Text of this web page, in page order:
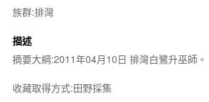
族群:排灣
描述
摘要大綱:2011年04月10日 排灣白鷺升巫師。
收藏取得方式:田野採集